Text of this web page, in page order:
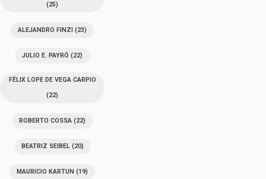
(25)
ALEJANDRO FINZI (23)
JULIO E. PAYRÓ (22)
FÉLIX LOPE DE VEGA CARPIO
(22)
ROBERTO COSSA (22)
BEATRIZ SEIBEL(20)
MAURICIO KARTUN (19)